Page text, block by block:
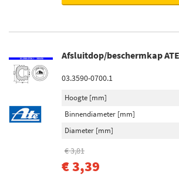
Afsluitdop/beschermkap
03.3590-0700.1
Hoogte [mm]
Binnendiameter [mm]
Diameter [mm]
€ 3,81
€ 3,39